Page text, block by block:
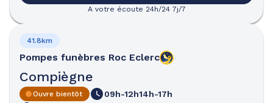
A votre écoute 24h/24 7j/7
Pompes funèbres Roc Eclerc
Compiègne
41.8km
Ouvre bientôt 09h-12h14h-17h